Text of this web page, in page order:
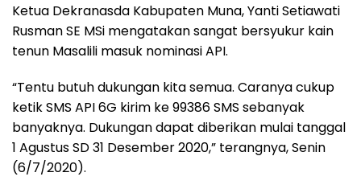
Ketua Dekranasda Kabupaten Muna, Yanti Setiawati
Rusman SE MSi mengatakan sangat bersyukur kain
tenun Masalili masuk nominasi API.
“Tentu butuh dukungan kita semua. Caranya cukup
ketik SMS API 6G kirim ke 99386 SMS sebanyak
banyaknya. Dukungan dapat diberikan mulai tanggal
1 Agustus SD 31 Desember 2020,” terangnya, Senin
(6/7/2020).